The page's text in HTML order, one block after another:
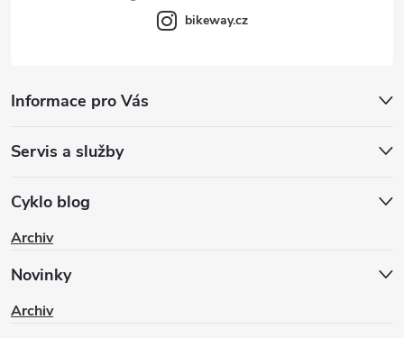
bikeway.cz
Informace pro Vás
Servis a služby
Cyklo blog
Archiv
Novinky
Archiv